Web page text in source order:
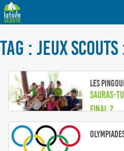
TAG : JEUX
Les
Sauras-
final ?